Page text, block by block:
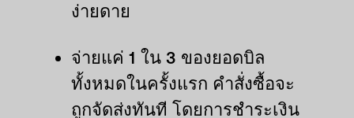
ง่ายดาย
จ่ายแค่ 1 ใน 3 ของยอดบิล
ทั้งหมดในครั้งแรก คำสั่งซื้อจะ
ถูกจัดส่งทันที โดยการชำระเงิน